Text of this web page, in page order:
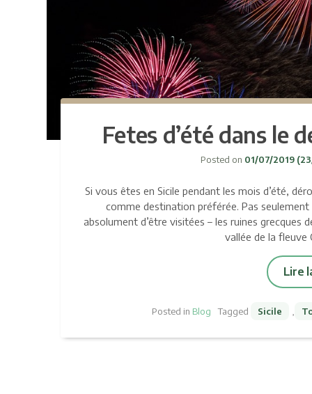
Fetes d’été dans le
Posted on 01/07/2019
Si vous êtes en Sicile pendant les mois d’été,
comme destination préférée. Pas
absolument d’être visitées – les ruines grecques
vallée de la
Lire
Posted in Blog Tagged Sicile